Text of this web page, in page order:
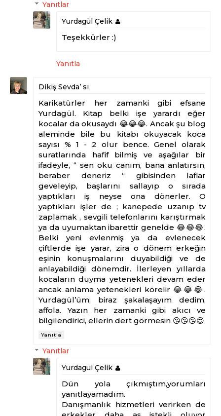
Yanıtlar
Yurdagül Çelik
Teşekkürler :)
Yanıtla
Dikiş Sevda’ sı
Karikatürler her zamanki gibi efsane
Yurdagül. Kitap belki işe yarardı eğer
kocalar da okusaydı 😂😂😂. Ancak şu blog
aleminde bile bu kitabı okuyacak koca
sayısı % 1 - 2 olur bence. Genel olarak
suratlarında hafif bilmiş ve aşağılar bir
ifadeyle, “ sen oku canım, bana anlatırsın,
beraber deneriz “ gibisinden laflar
geveleyip, başlarını sallayıp o sırada
yaptıkları iş neyse ona dönerler. O
yaptıkları işler de ; kanepede uzanıp tv
zaplamak , sevgili telefonlarını karıştırmak
ya da uyumaktan ibarettir genelde 😂😂😂.
Belki yeni evlenmiş ya da evlenecek
çiftlerde işe yarar, zira o dönem erkeğin
eşinin konuşmalarını duyabildiği ve de
anlayabildiği dönemdir. İlerleyen yıllarda
kocaların duyma yetenekleri devam eder
ancak anlama yetenekleri körelir 😂😂😂.
Yurdagül’üm; biraz şakalaşayım dedim,
affola. Yazın her zamanki gibi akıcı ve
bilgilendirici, ellerin dert görmesin 😘😘😘😍
Yanıtla
Yanıtlar
Yurdagül Çelik
Dün yola çıkmıştım,yorumları
yanıtlayamadım.
Danışmanlık hizmetleri verirken de